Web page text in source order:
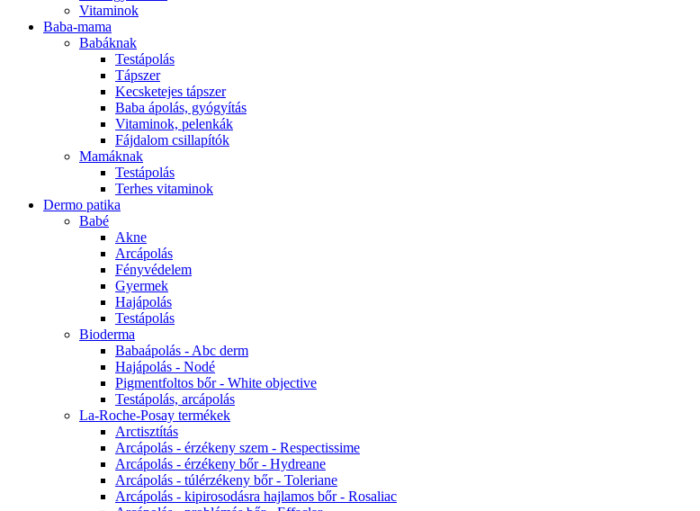
Vitaminok
Baba-mama
Babáknak
Testápolás
Tápszer
Kecsketejes tápszer
Baba ápolás, gyógyítás
Vitaminok, pelenkák
Fájdalom csillapítók
Mamáknak
Testápolás
Terhes vitaminok
Dermo patika
Babé
Akne
Arcápolás
Fényvédelem
Gyermek
Hajápolás
Testápolás
Bioderma
Babaápolás - Abc derm
Hajápolás - Nodé
Pigmentfoltos bőr - White objective
Testápolás, arcápolás
La-Roche-Posay termékek
Arctisztítás
Arcápolás - érzékeny szem - Respectissime
Arcápolás - érzékeny bőr - Hydreane
Arcápolás - túlérzékeny bőr - Toleriane
Arcápolás - kipirosodásra hajlamos bőr - Rosaliac